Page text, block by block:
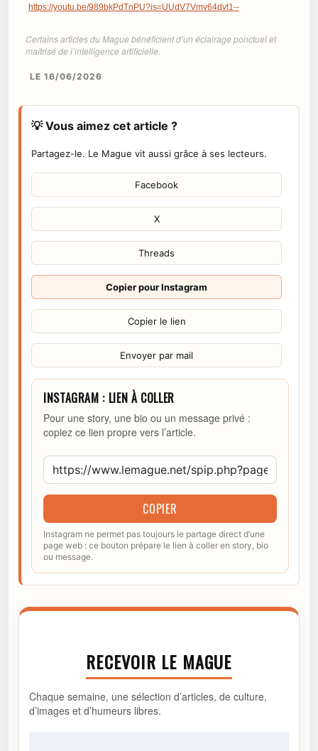
https://youtu.be/989bkPdTnPU?is=UUdV7Vmv64dvt1--
Certains articles du Mague bénéficient d’un éclairage ponctuel et
maîtrisé de l’intelligence artificielle.
LE 16/06/2026
💡 Vous aimez cet article ?
Partagez-le. Le Mague vit aussi grâce à ses lecteurs.
Facebook
X
Threads
Copier pour Instagram
Copier le lien
Envoyer par mail
INSTAGRAM : LIEN À COLLER
Pour une story, une bio ou un message privé :
copiez ce lien propre vers l’article.
COPIER
Instagram ne permet pas toujours le partage direct d’une
page web : ce bouton prépare le lien à coller en story, bio
ou message.
RECEVOIR LE MAGUE
Chaque semaine, une sélection d’articles, de culture,
d’images et d’humeurs libres.